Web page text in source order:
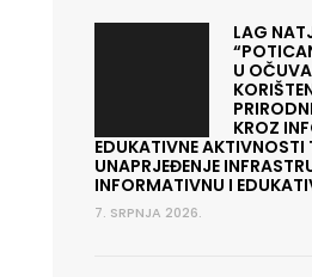
LAG
U
KROZ
EDUKATIVNE AKTIVNOSTI
UNAPRJEĐENJE
INFORMATIVNU I
7. SRPNJA 2026.